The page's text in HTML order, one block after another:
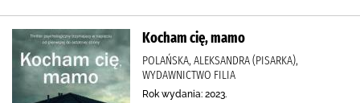
Kocham cię, mamo
POLAŃSKA, ALEKSANDRA (PISARKA),
WYDAWNICTWO FILIA
Rok wydania: 2023.